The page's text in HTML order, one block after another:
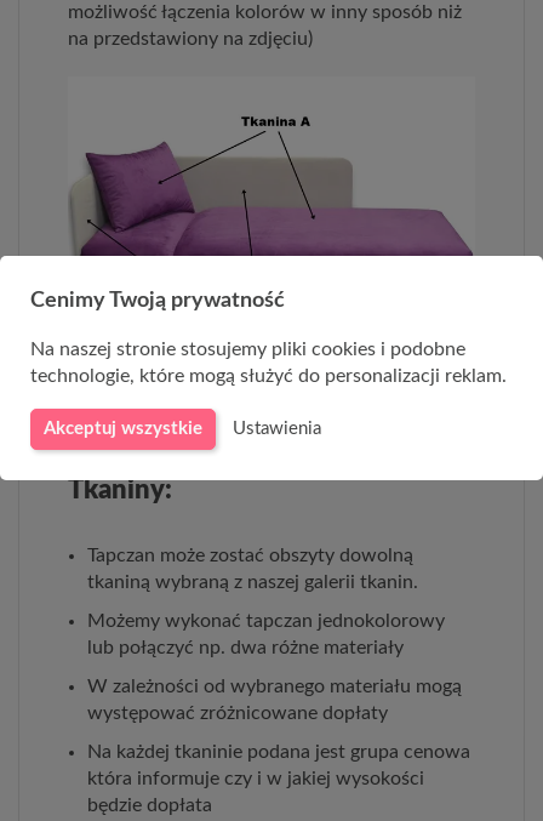
możliwość łączenia kolorów w inny sposób niż
na przedstawiony na zdjęciu)
Tkaniny:
Tapczan może zostać obszyty dowolną
tkaniną wybraną z naszej galerii tkanin.
Możemy wykonać tapczan jednokolorowy
lub połączyć np. dwa różne materiały
W zależności od wybranego materiału mogą
występować zróżnicowane dopłaty
Na każdej tkaninie podana jest grupa cenowa
która informuje czy i w jakiej wysokości
będzie dopłata
Cenimy Twoją prywatność
Na naszej stronie stosujemy pliki cookies i podobne
technologie, które mogą służyć do personalizacji reklam.
Akceptuj wszystkie Ustawienia